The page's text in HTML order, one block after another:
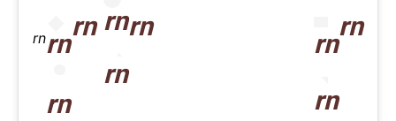
rnrn
rn
rn rn
rn
rn
rn
rn
rn